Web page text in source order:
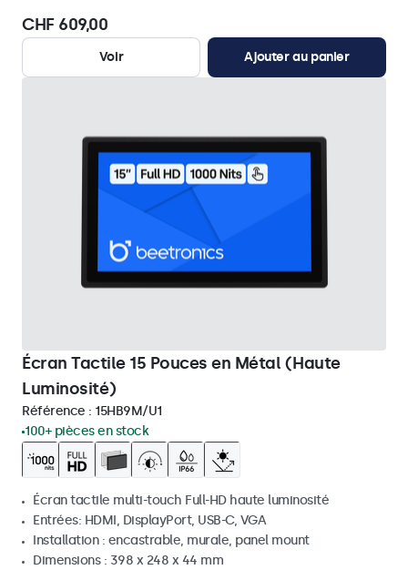
CHF 609,00
Voir Ajouter au panier
Écran Tactile 15 Pouces en Métal (Haute
Luminosité)
Référence : 15HB9M/U1
100+ pièces en stock
Écran tactile multi-touch Full-HD haute luminosité
Entrées: HDMI, DisplayPort, USB-C, VGA
Installation : encastrable, murale, panel mount
Dimensions : 398 x 248 x 44 mm